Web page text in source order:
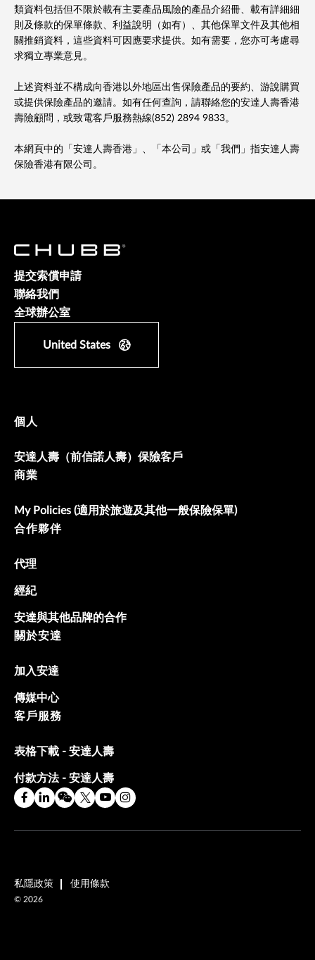
類資料包括但不限於載有主要產品風險的產品介紹冊、載有詳細細
則及條款的保單條款、利益說明（如有）、其他保單文件及其他相
關推銷資料，這些資料可因應要求提供。如有需要，您亦可考慮尋
求獨立專業意見。
上述資料並不構成向香港以外地區出售保險產品的要約、游說購買
或提供保險產品的邀請。如有任何查詢，請聯絡您的安達人壽香港
壽險顧問，或致電客戶服務熱線(852) 2894 9833。
本網頁中的「安達人壽香港」、「本公司」或「我們」指安達人壽
保險香港有限公司。
提交索償申請
聯絡我們
全球辦公室
United States
個人
安達人壽（前信諾人壽）保險客戶
商業
My Policies (適用於旅遊及其他一般保險保單)
合作夥伴
代理
經紀
安達與其他品牌的合作
關於安達
加入安達
傳媒中心
客戶服務
表格下載 - 安達人壽
付款方法 - 安達人壽
私隱政策 使用條款
© 2026